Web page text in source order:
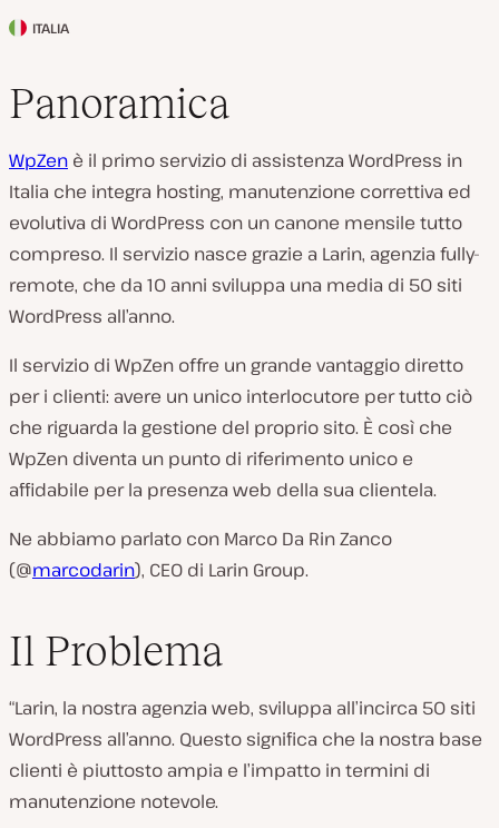
P
e
e
d
e
l
c
l
i
t
ITALIA
Panoramica
WpZen è il primo servizio di assistenza WordPress in
Italia che integra hosting, manutenzione correttiva ed
evolutiva di WordPress con un canone mensile tutto
compreso. Il servizio nasce grazie a Larin, agenzia fully-
remote, che da 10 anni sviluppa una media di 50 siti
WordPress all’anno.
Il servizio di WpZen offre un grande vantaggio diretto
per i clienti: avere un unico interlocutore per tutto ciò
che riguarda la gestione del proprio sito. È così che
WpZen diventa un punto di riferimento unico e
affidabile per la presenza web della sua clientela.
Ne abbiamo parlato con Marco Da Rin Zanco
(@marcodarin), CEO di Larin Group.
Il Problema
“Larin, la nostra agenzia web, sviluppa all’incirca 50 siti
WordPress all’anno. Questo significa che la nostra base
clienti è piuttosto ampia e l’impatto in termini di
manutenzione notevole.